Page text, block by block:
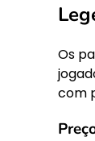
Os
com